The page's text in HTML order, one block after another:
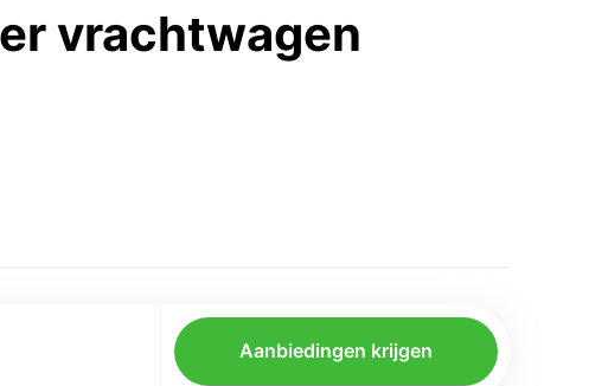
vrachtwagen
Aanbiedingen krijgen